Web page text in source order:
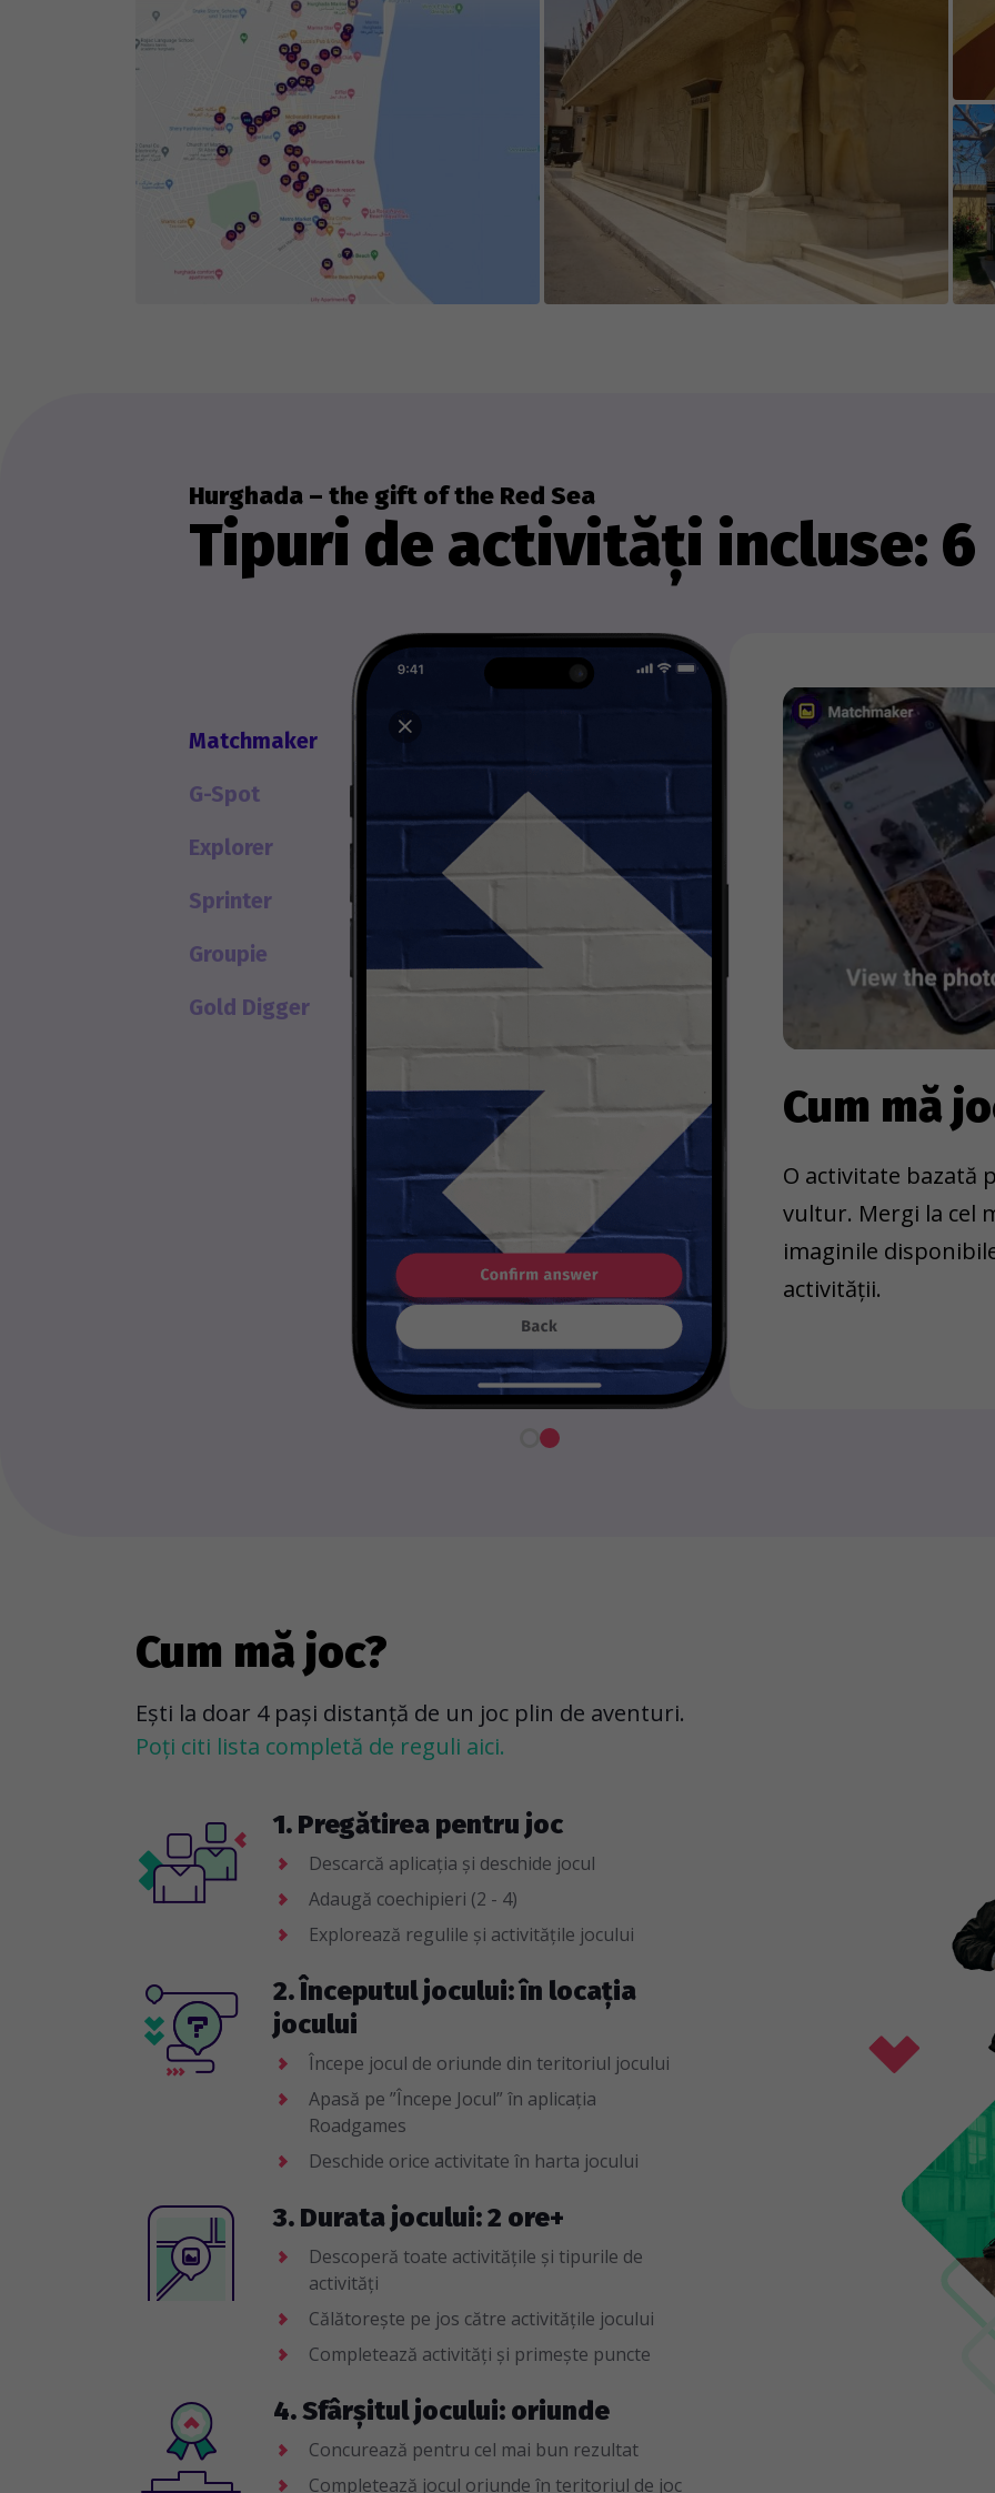
Hurghada – the gift of the Red Sea
Tipuri de activități incluse: 6
Matchmaker
G-Spot
Explorer
Sprinter
Groupie
Gold Digger
Cum mă
O activitate bazată
vultur. Mergi la cel
imaginile
activității.
Cum mă joc?
Ești la doar 4 pași distanță de un joc plin de aventuri.
Poți citi lista completă de reguli aici.
1. Pregătirea pentru joc
Descarcă aplicația și deschide jocul
Adaugă coechipieri (2 - 4)
Explorează regulile și activitățile jocului
2. Începutul jocului: în locația
jocului
Începe jocul de oriunde din teritoriul jocului
Apasă pe ”Începe Jocul” în aplicația
Roadgames
Deschide orice activitate în harta jocului
3. Durata jocului: 2 ore+
Descoperă toate activitățile și tipurile de
activități
Călătorește pe jos către activitățile jocului
Completează activități și primește puncte
4. Sfârșitul jocului: oriunde
Concurează pentru cel mai bun rezultat
Completează jocul oriunde în teritoriul de joc